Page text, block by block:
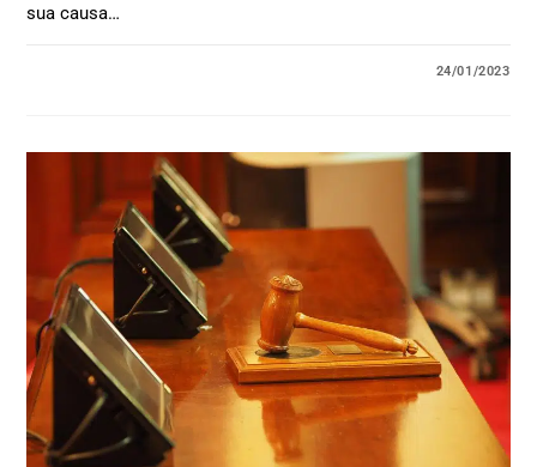
sua causa…
24/01/2023